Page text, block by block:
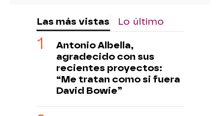
Las más vistas Lo último
Antonio Albella,
agradecido con sus
recientes proyectos:
“Me tratan como si fuera
David Bowie”